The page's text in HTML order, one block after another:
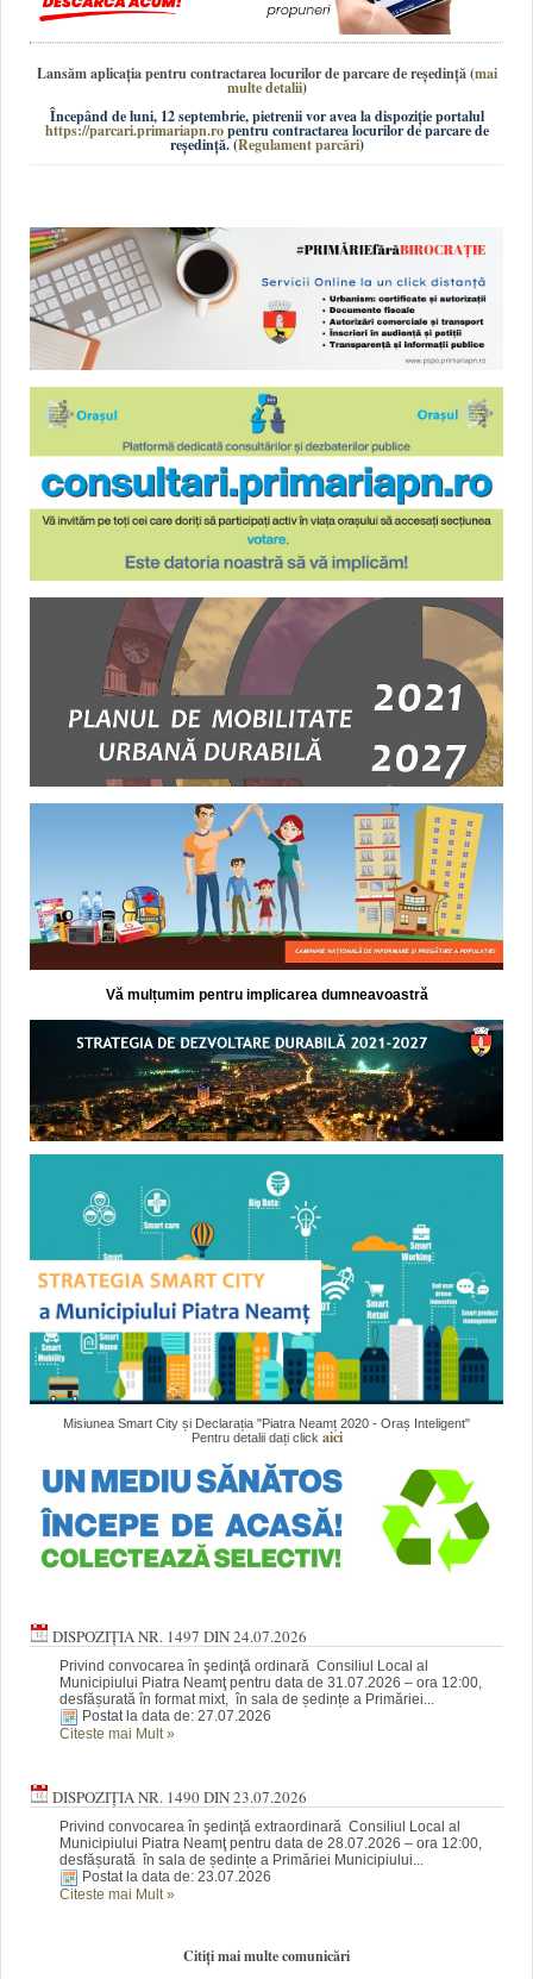
Lansăm aplicația pentru contractarea locurilor de parcare de reședință(mai
multe detalii)
Începând de luni, 12 septembrie, pietrenii vor avea la dispoziție portalul
https://parcari.primariapn.ropentru contractarea locurilor de parcare de
reședință. (Regulament parcări)
Vă mulțumim pentru implicarea dumneavoastră
Misiunea Smart City și Declarația "Piatra Neamț 2020 - Oraș Inteligent"
Pentru detalii dați click aici
DISPOZIȚIA NR. 1497 DIN 24.07.2026
Privind convocarea în şedinţă ordinară Consiliul Local al
Municipiului Piatra Neamţ pentru data de 31.07.2026 – ora 12:00,
desfășurată în format mixt, în sala de ședințe a Primăriei...
Postat la data de: 27.07.2026
Citeste mai Mult»
DISPOZIȚIA NR. 1490 DIN 23.07.2026
Privind convocarea în şedinţă extraordinară Consiliul Local al
Municipiului Piatra Neamţ pentru data de 28.07.2026 – ora 12:00,
desfășurată în sala de ședințe a Primăriei Municipiului...
Postat la data de: 23.07.2026
Citeste mai Mult»
Citiți mai multe comunicări